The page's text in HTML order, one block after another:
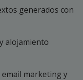
generados con
alojamiento
marketing y